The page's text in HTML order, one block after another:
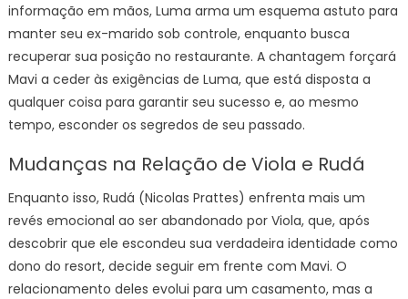
informação em mãos, Luma arma um esquema astuto para
manter seu ex-marido sob controle, enquanto busca
recuperar sua posição no restaurante. A chantagem forçará
Mavi a ceder às exigências de Luma, que está disposta a
qualquer coisa para garantir seu sucesso e, ao mesmo
tempo, esconder os segredos de seu passado.
Mudanças na Relação de Viola e Rudá
Enquanto isso, Rudá (Nicolas Prattes) enfrenta mais um
revés emocional ao ser abandonado por Viola, que, após
descobrir que ele escondeu sua verdadeira identidade como
dono do resort, decide seguir em frente com Mavi. O
relacionamento deles evolui para um casamento, mas a